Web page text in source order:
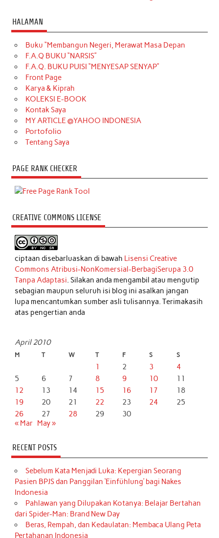
HALAMAN
Buku “Membangun Negeri, Merawat Masa Depan
F.A.Q BUKU “NARSIS”
F.A.Q. BUKU PUISI “MENYESAP SENYAP”
Front Page
Karya & Kiprah
KOLEKSI E-BOOK
Kontak Saya
MY ARTICLE @YAHOO INDONESIA
Portofolio
Tentang Saya
PAGE RANK CHECKER
CREATIVE COMMONS LICENSE
ciptaan disebarluaskan di bawah Lisensi Creative
Commons Atribusi-NonKomersial-BerbagiSerupa 3.0
Tanpa Adaptasi. Silakan anda mengambil atau mengutip
sebagian maupun seluruh isi blog ini asalkan jangan
lupa mencantumkan sumber asli tulisannya. Terimakasih
atas pengertian anda
April 2010
M T W T F S S
1 2 3
4
5
6 7 8 9 10
11
12
13 14 15 16 17
18
19
20 21 22 23 24
25
26
27 28 29
30
« Mar May »
RECENT POSTS
Sebelum Kata Menjadi Luka: Kepergian Seorang
Pasien BPJS dan Panggilan ‘Einfühlung’ bagi Nakes
Indonesia
Pahlawan yang Dilupakan Kotanya: Belajar Bertahan
dari Spider-Man: Brand New Day
Beras, Rempah, dan Kedaulatan: Membaca Ulang Peta
Pertahanan Indonesia